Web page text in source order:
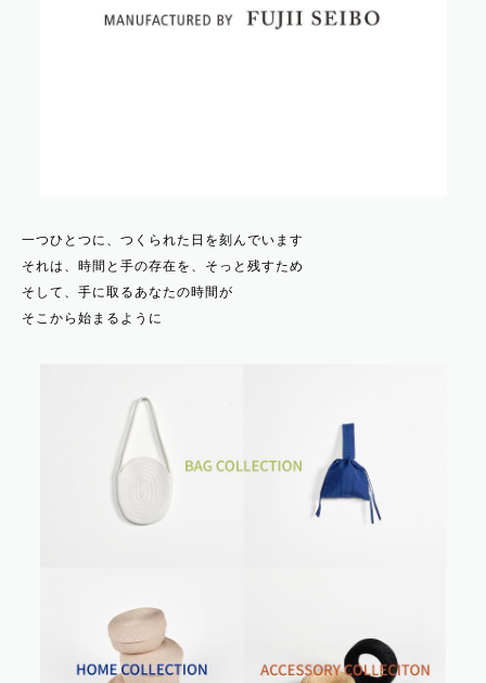
一つひとつに、つくられた日を刻んでいます
それは、時間と手の存在を、そっと残すため
そして、手に取るあなたの時間が
そこから始まるように